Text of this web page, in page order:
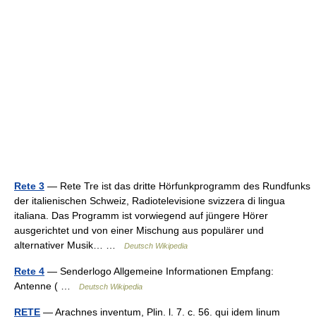
Rete 3 — Rete Tre ist das dritte Hörfunkprogramm des Rundfunks
der italienischen Schweiz, Radiotelevisione svizzera di lingua
italiana. Das Programm ist vorwiegend auf jüngere Hörer
ausgerichtet und von einer Mischung aus populärer und
alternativer Musik… …
Deutsch Wikipedia
Rete 4 — Senderlogo Allgemeine Informationen Empfang:
Antenne ( …
Deutsch Wikipedia
RETE — Arachnes inventum, Plin. l. 7. c. 56. qui idem linum